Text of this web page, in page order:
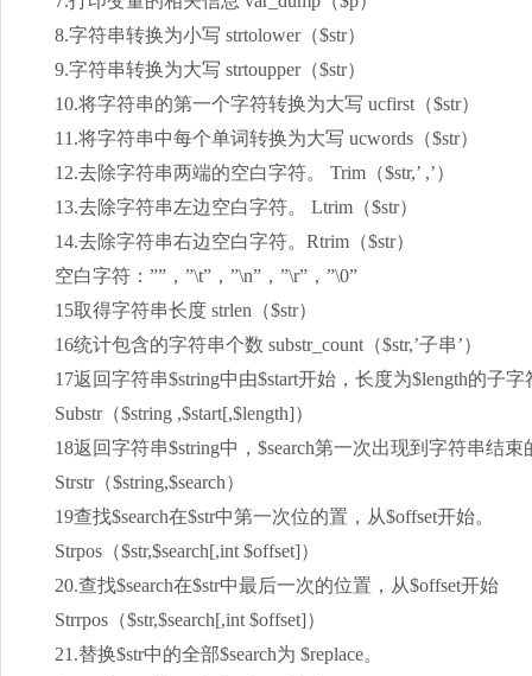
8.字符串转换为小写 strtolower（$str）
9.字符串转换为大写 strtoupper（$str）
10.将字符串的第一个字符转换为大写 ucfirst（$str）
11.将字符串中每个单词转换为大写 ucwords（$str）
12.去除字符串两端的空白字符。 Trim（$str,’ ,’）
13.去除字符串左边空白字符。 Ltrim（$str）
14.去除字符串右边空白字符。Rtrim（$str）
空白字符：””，”\t”，”\n”，”\r”，”\0”
15取得字符串长度 strlen（$str）
16统计包含的字符串个数 substr_count（$str,’子串’）
17返回字符串$string中由$start开始，长度为$length的子字
Substr（$string ,$start[,$length]）
18返回字符串$string中，$search第一次出现到字符串结
Strstr（$string,$search）
19查找$search在$str中第一次位的置，从$offset开始。
Strpos（$str,$search[,int $offset]）
20.查找$search在$str中最后一次的位置，从$offset开始
Strrpos（$str,$search[,int $offset]）
21.替换$str中的全部$search为 $replace。